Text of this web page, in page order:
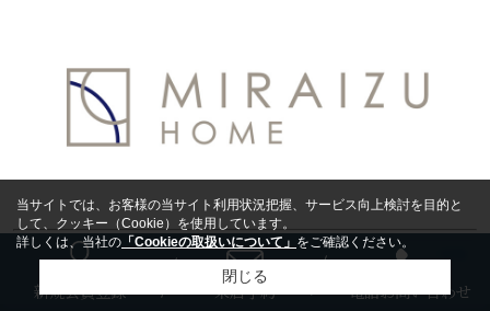
グルメ情報
新規会員登録 来店予約 電話お問い合わせ
当サイトでは、お客様の当サイト利用状況把握、サービス向上検討を目的と
して、クッキー（Cookie）を使用しています。
詳しくは、当社の 「Cookieの取扱いについて」 をご確認ください。
閉じる